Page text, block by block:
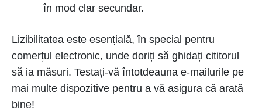
în mod clar secundar.
Lizibilitatea este esențială, în special pentru
comerțul electronic, unde doriți să ghidați cititorul
să ia măsuri. Testați-vă întotdeauna e-mailurile pe
mai multe dispozitive pentru a vă asigura că arată
bine!